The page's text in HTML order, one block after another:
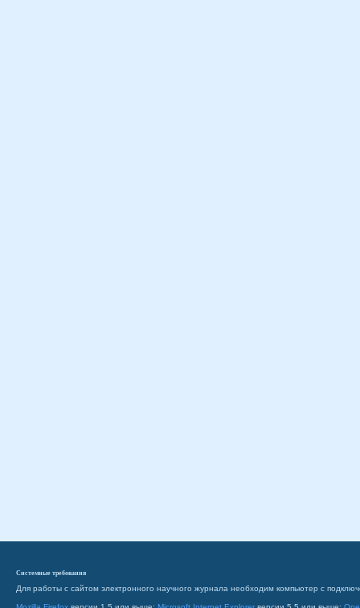
Системные требования
Для работы с сайтом электронного научного журнала необходим компьютер с